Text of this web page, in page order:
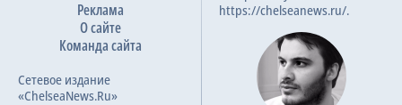
Реклама
О сайте
Команда сайта
Сетевое издание
«ChelseaNews.Ru»
https://chelseanews.ru/.